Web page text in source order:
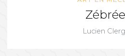
Lucien